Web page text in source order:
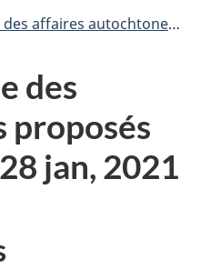
de la Chambre des communes – 28 jan, 2021
des
proposés
jan, 2021